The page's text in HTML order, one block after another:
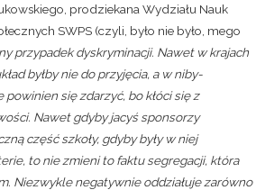
prodziekana Wydziału Nauk
SWPS (czyli, było nie było, mego
przypadek dyskryminacji. Nawet w krajach
byłby nie do przyjęcia, a w niby-
się zdarzyć, bo kłóci się z
Nawet gdyby jacyś sponsorzy
część szkoły, gdyby były w niej
to nie zmieni to faktu segregacji, która
Niezwykle negatywnie oddziałuje zarówno